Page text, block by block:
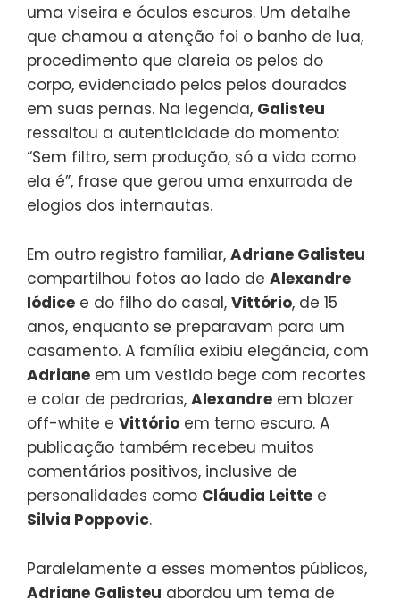
uma viseira e óculos escuros. Um detalhe
que chamou a atenção foi o banho de lua,
procedimento que clareia os pelos do
corpo, evidenciado pelos pelos dourados
em suas pernas. Na legenda, Galisteu
ressaltou a autenticidade do momento:
“Sem filtro, sem produção, só a vida como
ela é”, frase que gerou uma enxurrada de
elogios dos internautas.
Em outro registro familiar, Adriane Galisteu
compartilhou fotos ao lado de Alexandre
Iódice e do filho do casal, Vittório, de 15
anos, enquanto se preparavam para um
casamento. A família exibiu elegância, com
Adriane em um vestido bege com recortes
e colar de pedrarias, Alexandre em blazer
off-white e Vittório em terno escuro. A
publicação também recebeu muitos
comentários positivos, inclusive de
personalidades como Cláudia Leitte e
Silvia Poppovic.
Paralelamente a esses momentos públicos,
Adriane Galisteu abordou um tema de